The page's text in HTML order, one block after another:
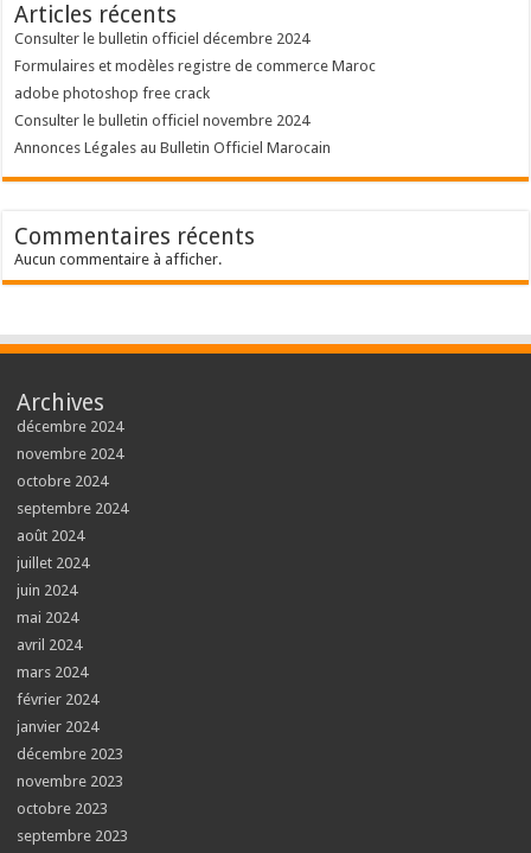
Articles récents
Consulter le bulletin officiel décembre 2024
Formulaires et modèles registre de commerce Maroc
adobe photoshop free crack
Consulter le bulletin officiel novembre 2024
Annonces Légales au Bulletin Officiel Marocain
Commentaires récents
Aucun commentaire à afficher.
Archives
décembre 2024
novembre 2024
octobre 2024
septembre 2024
août 2024
juillet 2024
juin 2024
mai 2024
avril 2024
mars 2024
février 2024
janvier 2024
décembre 2023
novembre 2023
octobre 2023
septembre 2023